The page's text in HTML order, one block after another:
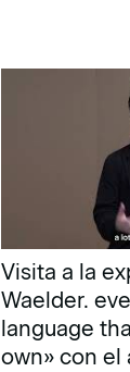
Visita a la
Waelder.
language
own» con el